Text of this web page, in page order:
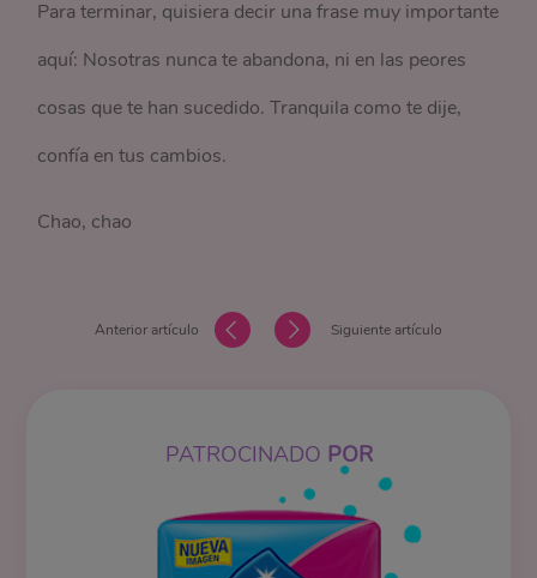
Para terminar, quisiera decir una frase muy importante
aquí: Nosotras nunca te abandona, ni en las peores
cosas que te han sucedido. Tranquila como te dije,
confía en tus cambios.
Chao, chao
Anterior artículo Siguiente artículo
PATROCINADO POR